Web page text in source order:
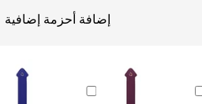
إضافة أحزمة إضافية